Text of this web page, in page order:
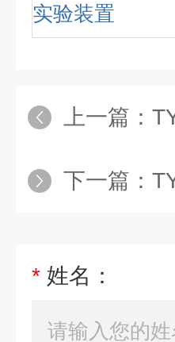
实验装置
上一篇：
下一篇：
* 姓名：